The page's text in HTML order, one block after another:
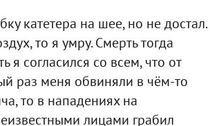
катетера на шее, но не достал.
то я умру. Смерть тогда
согласился со всем, что от
раз меня обвиняли в чём-то
то в нападениях на
лицами грабил